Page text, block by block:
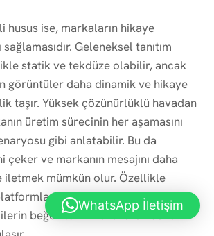
husus ise, markaların hikaye
sağlamasıdır. Geleneksel tanıtım
statik ve tekdüze olabilir, ancak
görüntüler daha dinamik ve hikaye
taşır. Yüksek çözünürlüklü havadan
üretim sürecinin her aşamasını
gibi anlatabilir. Bu da
ve markanın mesajını daha
mümkün olur. Özellikle
paylaşılan bu tür
beğenilerini kazanarak daha
WhatsApp İletişim